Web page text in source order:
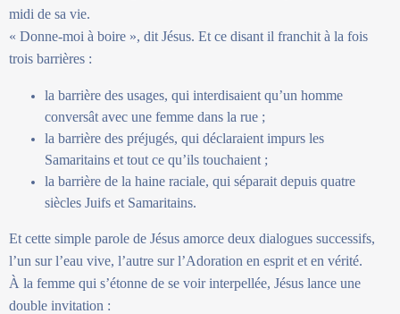
midi de sa vie.
« Donne-moi à boire », dit Jésus. Et ce disant il franchit à la fois
trois barrières :
la barrière des usages, qui interdisaient qu’un homme
conversât avec une femme dans la rue ;
la barrière des préjugés, qui déclaraient impurs les
Samaritains et tout ce qu’ils touchaient ;
la barrière de la haine raciale, qui séparait depuis quatre
siècles Juifs et Samaritains.
Et cette simple parole de Jésus amorce deux dialogues successifs,
l’un sur l’eau vive, l’autre sur l’Adoration en esprit et en vérité.
À la femme qui s’étonne de se voir interpellée, Jésus lance une
double invitation :